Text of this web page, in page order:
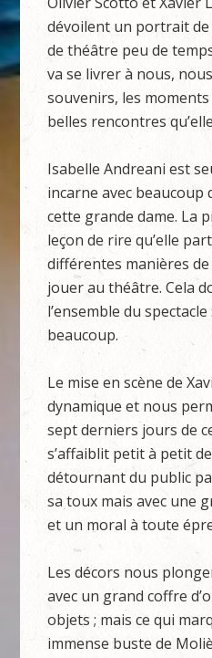
dévoilent un portrait
de théâtre peu de
va se livrer à nous,
souvenirs, les
belles rencontres
Isabelle Andreani est
incarne avec beaucoup
cette grande dame. La
leçon de rire qu’elle
différentes manières
jouer au théâtre. Cela
l’ensemble du
beaucoup.
Le mise en scène de
dynamique et nous
sept derniers jours de
s’affaiblit petit à petit
détournant du public
sa toux mais avec une
et un moral à toute
Les décors nous
avec un grand coffre
objets ; mais ce qui
immense buste de